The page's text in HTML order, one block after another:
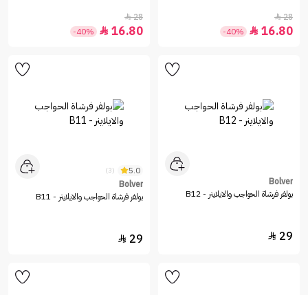
28

16.80

-40%
28

16.80

-40%
Bolver
بولفر فرشاة الحواجب والايلاينر - B12
29

5.0
(3)
Bolver
بولفر فرشاة الحواجب والايلاينر - B11
29
